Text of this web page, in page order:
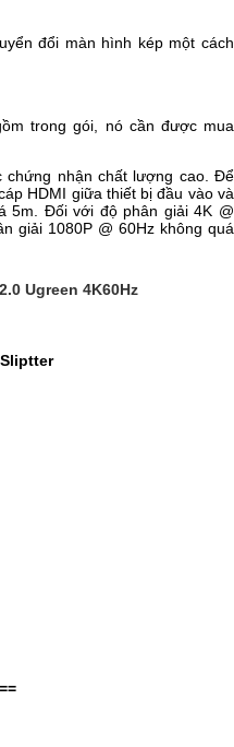
đổi màn hình kép một cách
trong gói, nó cần được mua
chứng nhận chất lượng cao. Để
HDMI giữa thiết bị đầu vào và
5m. Đối với độ phân giải 4K @
giải 1080P @ 60Hz không quá
Ugreen 4K60Hz
Sliptter